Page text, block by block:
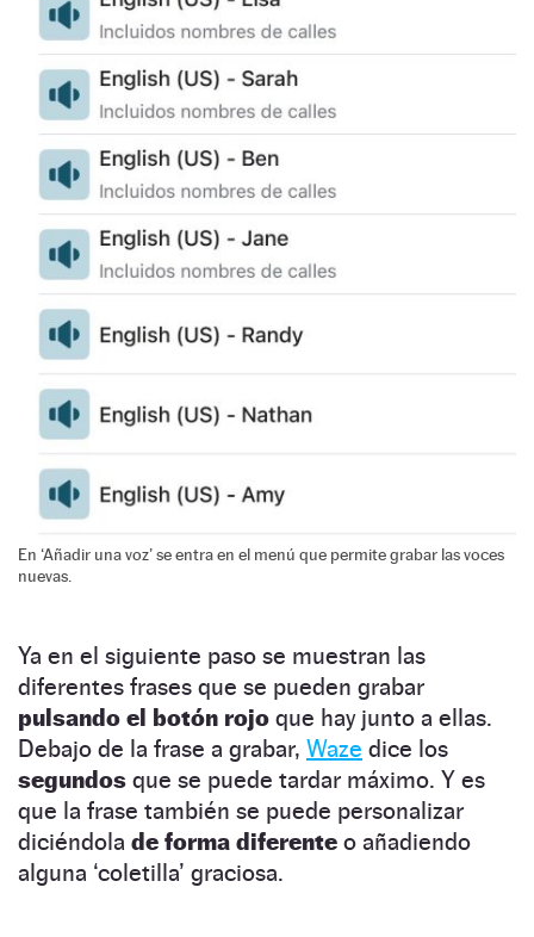
En ‘Añadir una voz’ se entra en el menú que permite grabar las voces
nuevas.
Ya en el siguiente paso se muestran las
diferentes frases que se pueden grabar
pulsando el botón rojo que hay junto a ellas.
Debajo de la frase a grabar, Waze dice los
segundos que se puede tardar máximo. Y es
que la frase también se puede personalizar
diciéndola de forma diferente o añadiendo
alguna ‘coletilla’ graciosa.